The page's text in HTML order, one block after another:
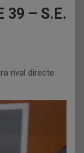
39 – S.E.
rival directe